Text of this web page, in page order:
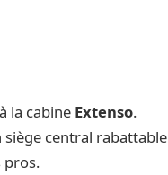
la cabine Extenso.
siège central rabattable
pros.